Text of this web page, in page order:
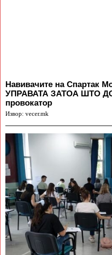
Навивачите на Спартак
УПРАВАТА ЗАТОА ШТО
провокатор
Извор: vecer.mk